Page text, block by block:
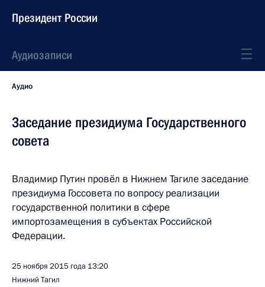
Президент России
Аудиозаписи
Аудио
Заседание президиума Государственного
совета
Владимир Путин провёл в Нижнем Тагиле заседание
президиума Госсовета по вопросу реализации
государственной политики в сфере
импортозамещения в субъектах Российской
Федерации.
25 ноября 2015 года 13:20
Нижний Тагил